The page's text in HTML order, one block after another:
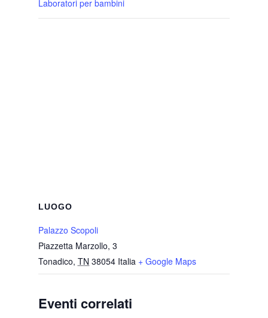
Laboratori per bambini
LUOGO
Palazzo Scopoli
Piazzetta Marzollo, 3
Tonadico, TN 38054 Italia + Google Maps
Eventi correlati